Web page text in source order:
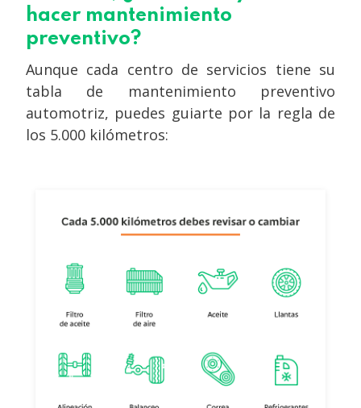
hacer mantenimiento
preventivo?
Aunque cada centro de servicios tiene su
tabla de mantenimiento preventivo
automotriz, puedes guiarte por la regla de
los 5.000 kilómetros: